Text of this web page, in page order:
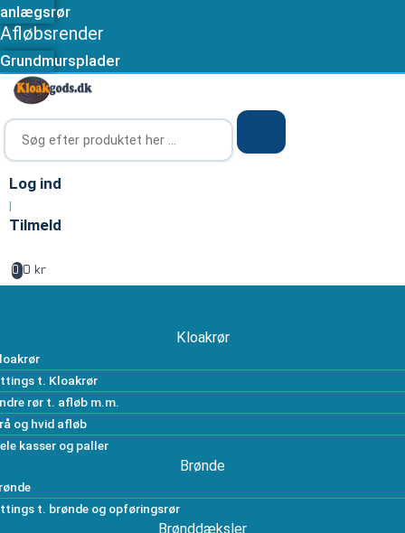
anlægsrør
Afløbsrender
Grundmursplader
Log ind
|
Tilmeld
0 0 kr
Kloakrør
t. Kloakrør
rør t. afløb m.m.
og hvid afløb
kasser og paller
Brønde
t. brønde og opføringsrør
Brønddæksler